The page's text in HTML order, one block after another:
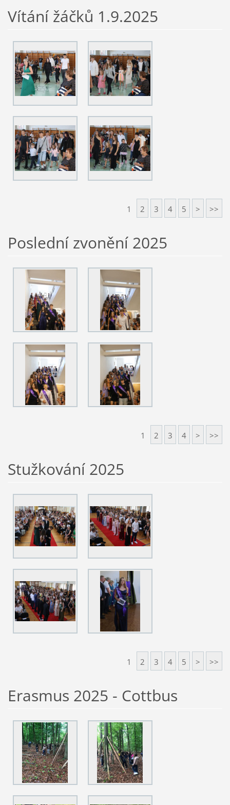
Vítání žáčků 1.9.2025
1 2 3 4 5 > >>
Poslední zvonění 2025
1 2 3 4 > >>
Stužkování 2025
1 2 3 4 5 > >>
Erasmus 2025 - Cottbus